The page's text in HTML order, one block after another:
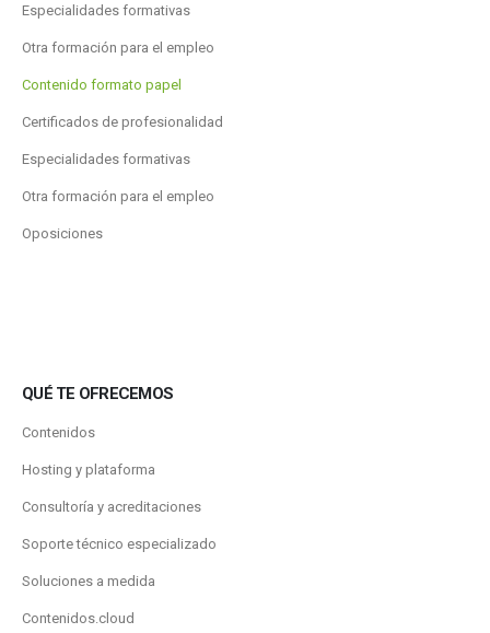
Especialidades formativas
Otra formación para el empleo
Contenido formato papel
Certificados de profesionalidad
Especialidades formativas
Otra formación para el empleo
Oposiciones
QUÉ TE OFRECEMOS
Contenidos
Hosting y plataforma
Consultoría y acreditaciones
Soporte técnico especializado
Soluciones a medida
Contenidos.cloud